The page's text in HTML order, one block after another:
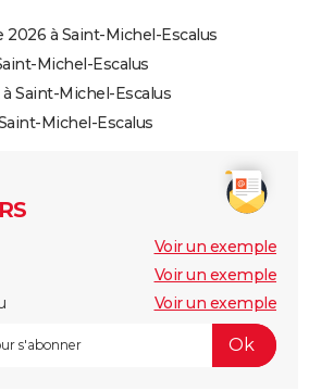
à Saint-Michel-Escalus
Michel-Escalus
Saint-Michel-Escalus
Michel-Escalus
Voir un exemple
Voir un exemple
Voir un exemple